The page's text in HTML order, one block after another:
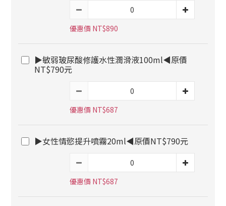
優惠價 NT$890
▶敏弱玻尿酸修護水性潤滑液100ml◀原價
NT$790元
優惠價 NT$687
▶女性情慾提升噴霧20ml◀原價NT$790元
優惠價 NT$687